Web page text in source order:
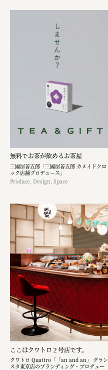
無料でお茶が飲めるお茶屋
三國屋善五郎「三國屋善五郎 カメイドクロ
ック店舗プロデュース」
Produce, Design, Space
ここはクワトロ２号店です。
クワトロ Quattro「「an and an」 グラン
スタ東京店のブランディング・プロデュー